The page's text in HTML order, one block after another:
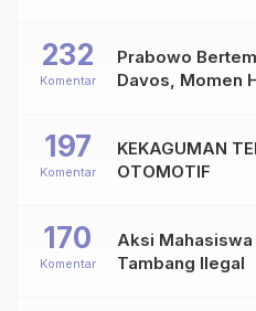
Prabowo
Davos, Momen
232
Komentar
KEKAGUMAN
OTOMOTIF
197
Komentar
Aksi
Tambang Ilegal
170
Komentar